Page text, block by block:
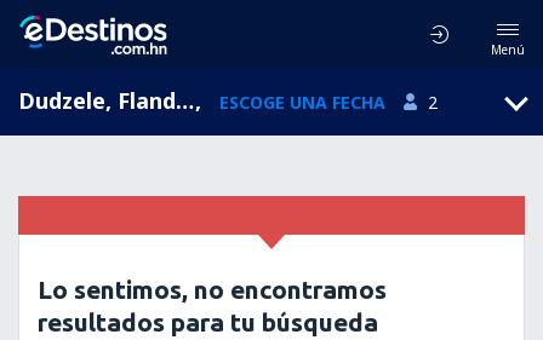
Menú
Dudzele, Flanders, Bélgica, ESCOGE UNA FECHA 2
Lo sentimos, no encontramos
resultados para tu búsqueda